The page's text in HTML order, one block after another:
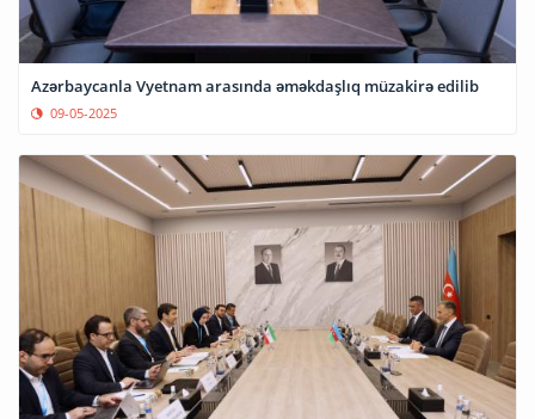
Azərbaycanla Vyetnam arasında əməkdaşlıq müzakirə edilib
09-05-2025